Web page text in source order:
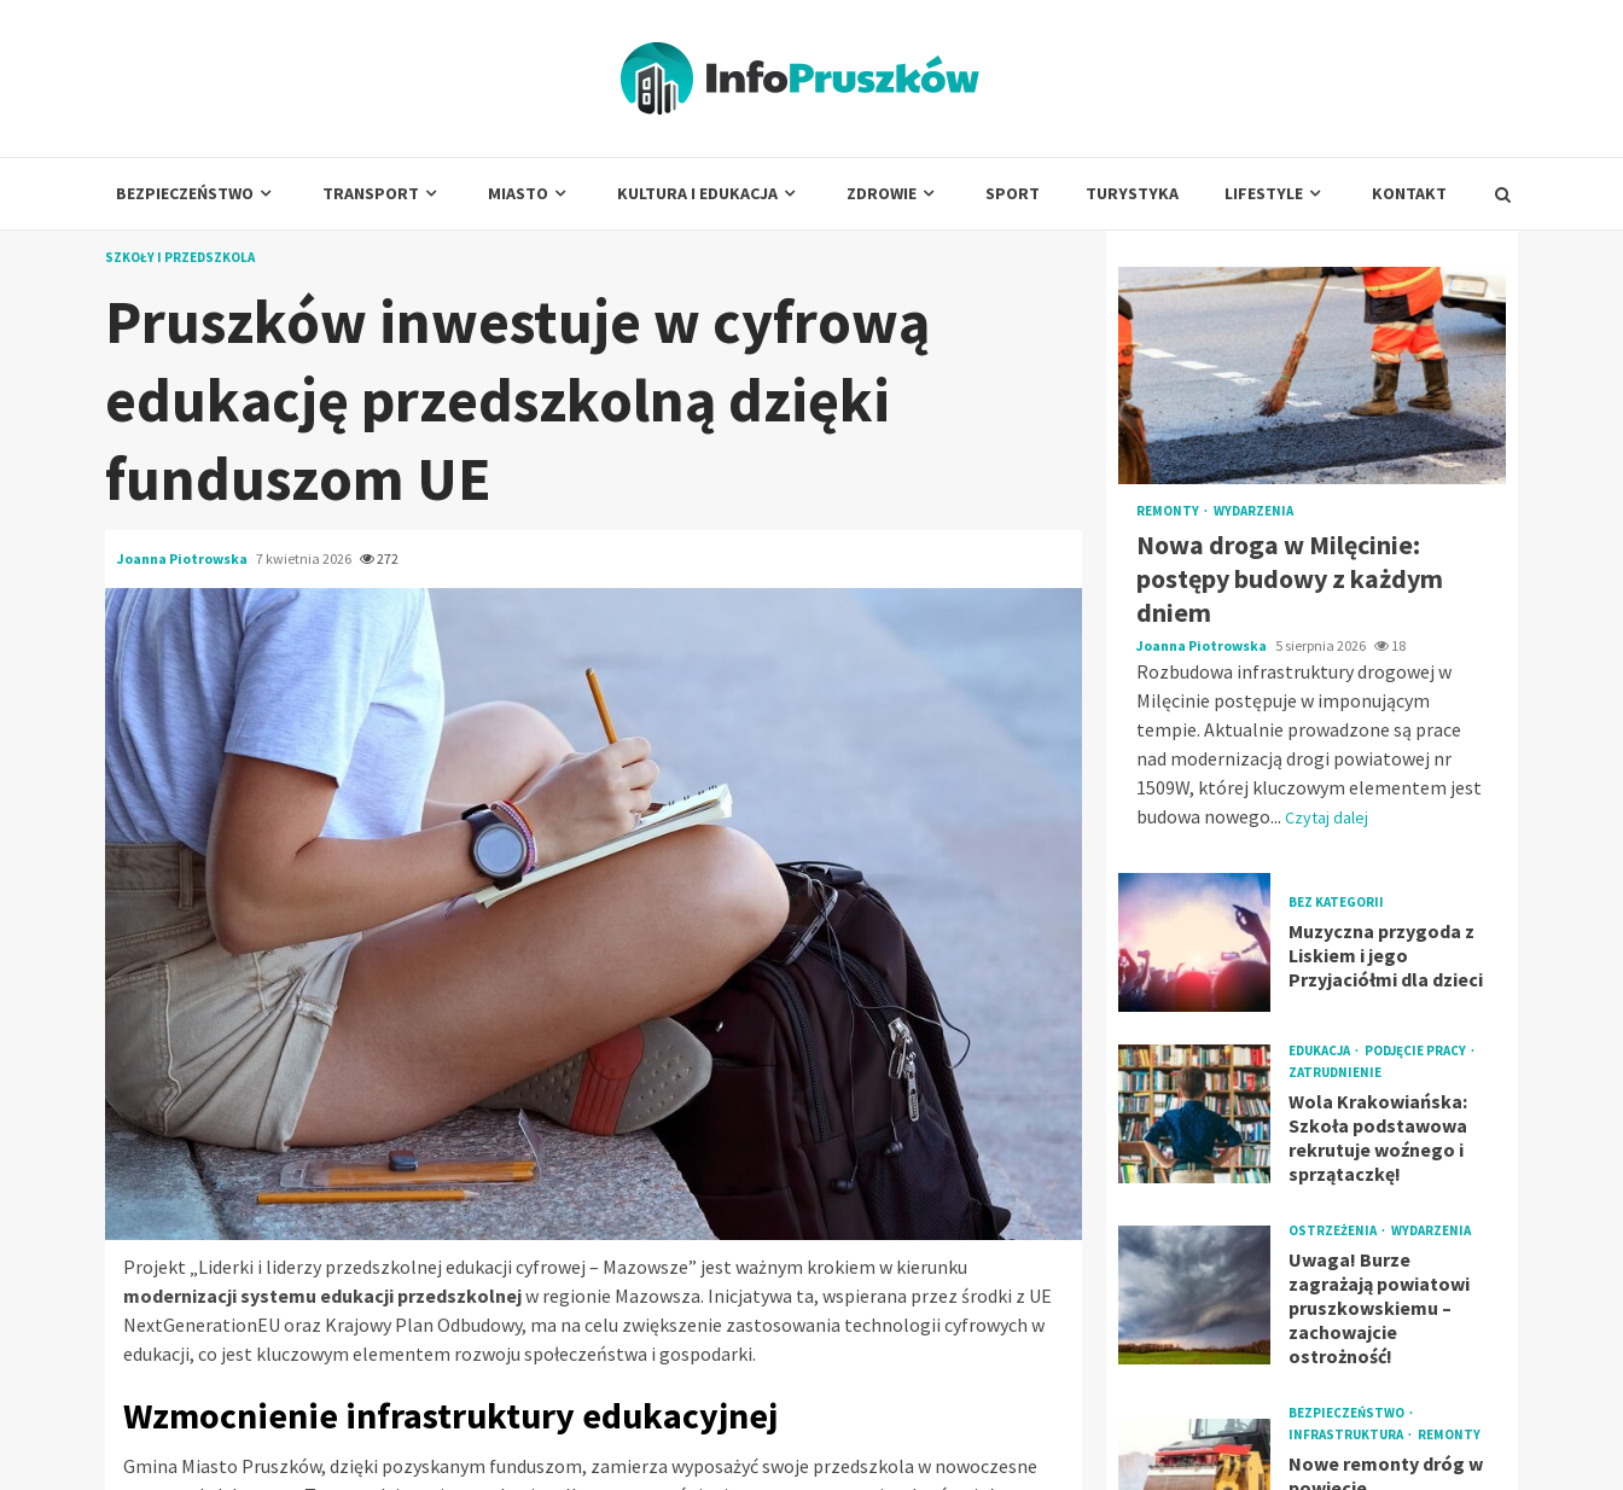
BEZPIECZEŃSTWO TRANSPORT MIASTO KULTURA I EDUKACJA ZDROWIE SPORT TURYSTYKA LIFESTYLE KONTAKT
SZKOŁY I PRZEDSZKOLA
Pruszków inwestuje w cyfrową
edukację przedszkolną dzięki
funduszom UE
Joanna Piotrowska 7 kwietnia 2026 272
Projekt „Liderki i liderzy przedszkolnej edukacji cyfrowej – Mazowsze” jest ważnym krokiem w kierunku
modernizacji systemu edukacji przedszkolnejw regionie Mazowsza. Inicjatywa ta, wspierana przez środki z UE
NextGenerationEU oraz Krajowy Plan Odbudowy, ma na celu zwiększenie zastosowania technologii cyfrowych w
edukacji, co jest kluczowym elementem rozwoju społeczeństwa i gospodarki.
Wzmocnienie infrastruktury edukacyjnej
Gmina Miasto Pruszków, dzięki pozyskanym funduszom, zamierza wyposażyć swoje przedszkola w nowoczesne
REMONTY WYDARZENIA
Nowa droga w Milęcinie:
postępy budowy z każdym
dniem
Joanna Piotrowska 5 sierpnia 2026 18
Rozbudowa infrastruktury drogowej w
Milęcinie postępuje w imponującym
tempie. Aktualnie prowadzone są prace
nad modernizacją drogi powiatowej nr
1509W, której kluczowym elementem jest
budowa nowego... Czytaj dalej
BEZ KATEGORII
Muzyczna przygoda z
Liskiem i jego
Przyjaciółmi dla dzieci
EDUKACJA
PODJĘCIE PRACY
ZATRUDNIENIE
Wola Krakowiańska:
Szkoła podstawowa
rekrutuje woźnego i
sprzątaczkę!
OSTRZEŻENIA WYDARZENIA
Uwaga! Burze
zagrażają powiatowi
pruszkowskiemu –
zachowajcie
ostrożność!
BEZPIECZEŃSTWO
INFRASTRUKTURA
REMONTY
Nowe remonty dróg w